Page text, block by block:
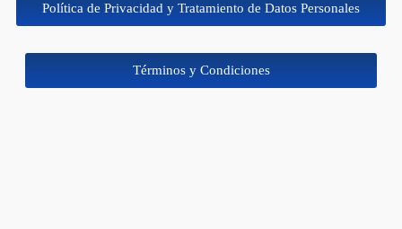
Política de Privacidad y Tratamiento de Datos Personales
Términos y Condiciones